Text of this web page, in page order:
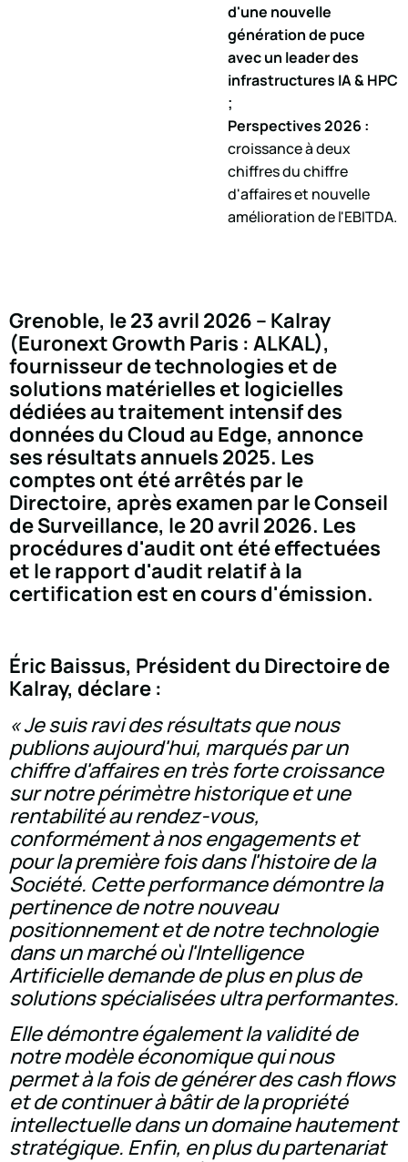
d'une nouvelle
génération de puce
avec un leader des
infrastructures IA & HPC
;
Perspectives 2026 :
croissance à deux
chiffres du chiffre
d'affaires et nouvelle
amélioration de l'EBITDA.
Grenoble, le 23 avril 2026 – Kalray
(Euronext Growth Paris : ALKAL),
fournisseur de technologies et de
solutions matérielles et logicielles
dédiées au traitement intensif des
données du Cloud au Edge, annonce
ses résultats annuels 2025. Les
comptes ont été arrêtés par le
Directoire, après examen par le Conseil
de Surveillance, le 20 avril 2026. Les
procédures d'audit ont été effectuées
et le rapport d'audit relatif à la
certification est en cours d'émission.
Éric Baissus, Président du Directoire de
Kalray, déclare :
« Je suis ravi des résultats que nous
publions aujourd'hui, marqués par un
chiffre d'affaires en très forte croissance
sur notre périmètre historique et une
rentabilité au rendez-vous,
conformément à nos engagements et
pour la première fois dans l'histoire de la
Société. Cette performance démontre la
pertinence de notre nouveau
positionnement et de notre technologie
dans un marché où l'Intelligence
Artificielle demande de plus en plus de
solutions spécialisées ultra performantes.
Elle démontre également la validité de
notre modèle économique qui nous
permet à la fois de générer des cash flows
et de continuer à bâtir de la propriété
intellectuelle dans un domaine hautement
stratégique. Enfin, en plus du partenariat